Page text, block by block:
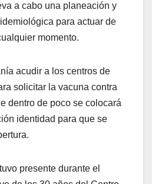
a cabo una planeación y
para actuar de
momento.
acudir a los centros de
solicitar la vacuna contra
dentro de poco se colocará
identidad para que se
presente durante el